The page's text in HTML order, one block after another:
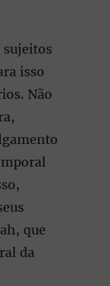
sujeitos
isso
Não
que
da